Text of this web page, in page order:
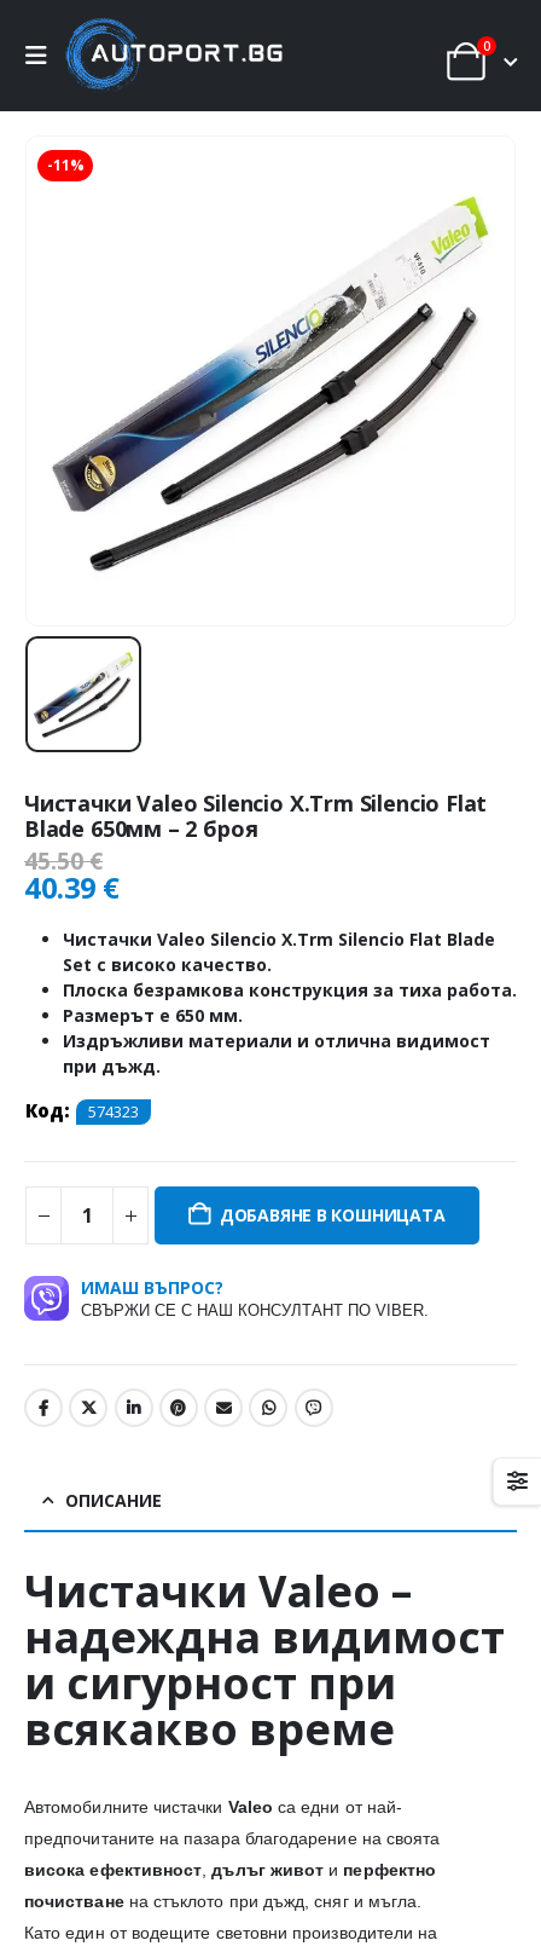
0
-11%
Чистачки Valeo Silencio X.Trm Silencio Flat
Blade 650мм – 2 броя
45.50€
40.39 €
Чистачки Valeo Silencio X.Trm Silencio Flat Blade
Set с високо качество.
Плоска безрамкова конструкция за тиха работа.
Размерът е 650 мм.
Издръжливи материали и отлична видимост
при дъжд.
Код: 574323
ДОБАВЯНЕ В КОШНИЦАТА
ИМАШ ВЪПРОС?
СВЪРЖИ СЕ С НАШ КОНСУЛТАНТ ПО VIBER.
ОПИСАНИЕ
Чистачки Valeo –
надеждна видимост
и сигурност при
всякакво време
Автомобилните чистачки Valeo са едни от най-
предпочитаните на пазара благодарение на своята
висока ефективност ,дълъг живот и перфектно
почистванена стъклото при дъжд, сняг и мъгла.
Като един от водещите световни производители на